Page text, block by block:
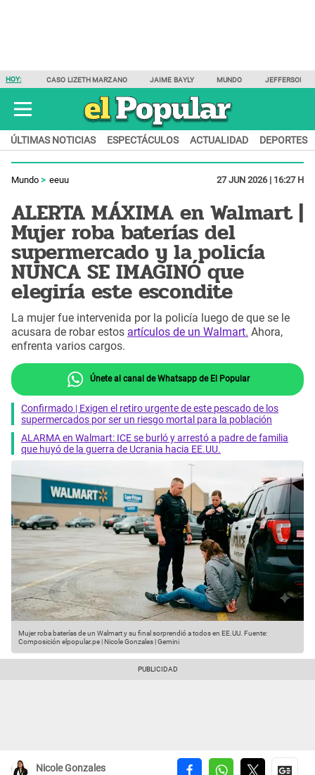
HOY: CASO LIZETH MARZANO JAIME BAYLY MUNDO JEFFERSON
ÚLTIMAS NOTICIAS ESPECTÁCULOS ACTUALIDAD DEPORTES
Mundo eeuu 27 JUN 2026 | 16:27 H
ALERTA MÁXIMA en Walmart |
Mujer roba baterías del
supermercado y la policía
NUNCA SE IMAGINÓ que
elegiría este escondite
La mujer fue intervenida por la policía luego de que se le
acusara de robar estos artículos de un Walmart. Ahora,
enfrenta varios cargos.
Únete al canal de Whatsapp de El Popular
Confirmado | Exigen el retiro urgente de este pescado de los
supermercados por ser un riesgo mortal para la población
ALARMA en Walmart: ICE se burló y arrestó a padre de familia
que huyó de la guerra de Ucrania hacia EE.UU.
Mujer roba baterías de un Walmart y su final sorprendió a todos en EE.UU. Fuente:
Composición elpopular.pe | Nicole Gonzales | Gemini
Nicole Gonzales